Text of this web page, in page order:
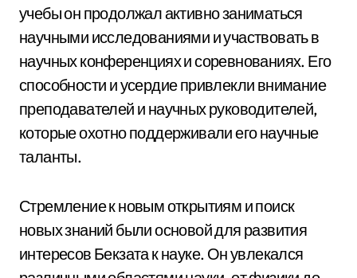
учебы он продолжал активно заниматься
научными исследованиями и участвовать в
научных конференциях и соревнованиях. Его
способности и усердие привлекли внимание
преподавателей и научных руководителей,
которые охотно поддерживали его научные
таланты.
Стремление к новым открытиям и поиск
новых знаний были основой для развития
интересов Бекзата к науке. Он увлекался